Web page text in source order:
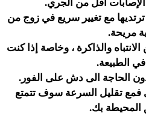
أقل من الجري.
مع تغيير سريع في زوج من
مريحة.
والذاكرة ، وخاصة إذا كنت
الطبيعة.
الحاجة الى دش على الفور.
تقليل السرعة سوف تتمتع
المحيطة بك.